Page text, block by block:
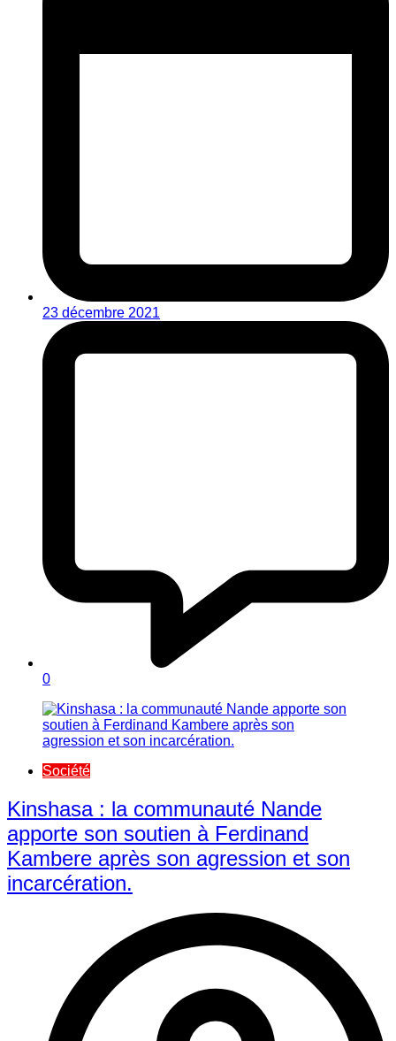
23 décembre 2021
0
Société
Kinshasa : la communauté Nande
apporte son soutien à Ferdinand
Kambere après son agression et son
incarcération.